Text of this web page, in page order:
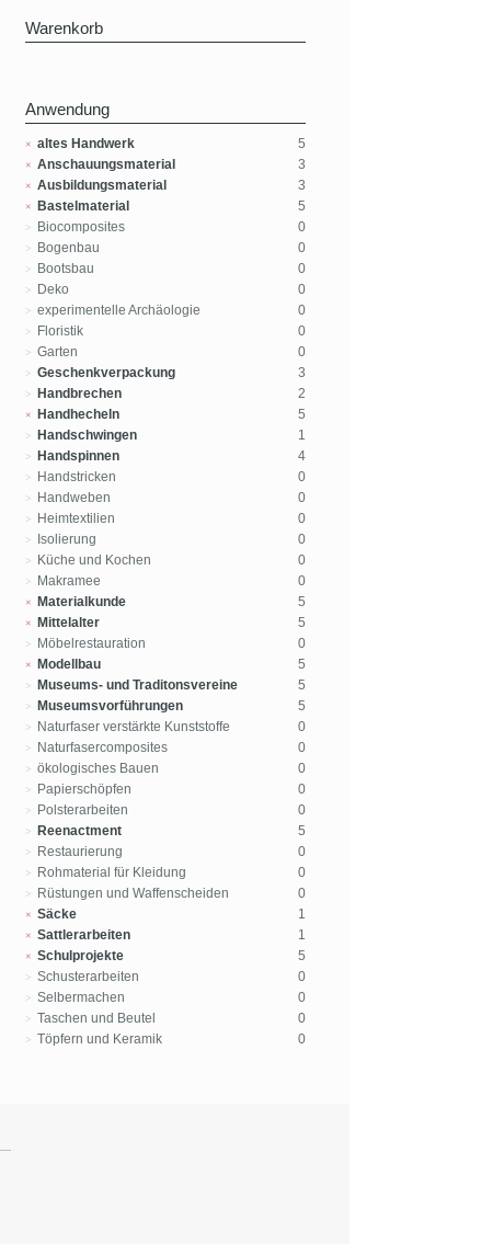
Warenkorb
Anwendung
altes Handwerk
5
Anschauungsmaterial
3
Ausbildungsmaterial
3
Bastelmaterial
5
Biocomposites
0
Bogenbau
0
Bootsbau
0
Deko
0
experimentelle Archäologie
0
Floristik
0
Garten
0
Geschenkverpackung
3
Handbrechen
2
Handhecheln
5
Handschwingen
1
Handspinnen
4
Handstricken
0
Handweben
0
Heimtextilien
0
Isolierung
0
Küche und Kochen
0
Makramee
0
Materialkunde
5
Mittelalter
5
Möbelrestauration
0
Modellbau
5
Museums- und Traditonsvereine
5
Museumsvorführungen
5
Naturfaser verstärkte Kunststoffe
0
Naturfasercomposites
0
ökologisches Bauen
0
Papierschöpfen
0
Polsterarbeiten
0
Reenactment
5
Restaurierung
0
Rohmaterial für Kleidung
0
Rüstungen und Waffenscheiden
0
Säcke
1
Sattlerarbeiten
1
Schulprojekte
5
Schusterarbeiten
0
Selbermachen
0
Taschen und Beutel
0
Töpfern und Keramik
0